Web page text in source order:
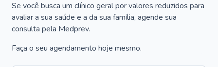
Se você busca um clínico geral por valores reduzidos para
avaliar a sua saúde e a da sua família, agende sua
consulta pela Medprev.
Faça o seu agendamento hoje mesmo.